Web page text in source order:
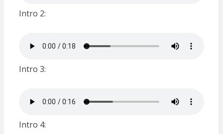
Intro 2:
Intro 3:
Intro 4: